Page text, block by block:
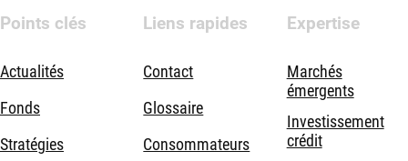
Points clés
Actualités
Fonds
Stratégies
Liens rapides
Contact
Glossaire
Consommateurs
Expertise
Marchés
émergents
Investissement
crédit